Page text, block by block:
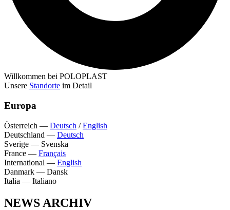
Willkommen bei POLOPLAST
Unsere Standorte im Detail
Europa
Österreich — Deutsch /English
Deutschland — Deutsch
Sverige — Svenska
France — Français
International — English
Danmark — Dansk
Italia — Italiano
NEWS ARCHIV